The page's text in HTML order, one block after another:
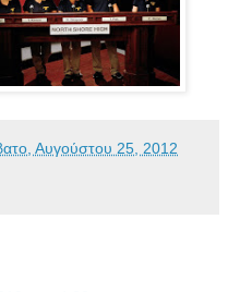
Αυγούστου 25, 2012